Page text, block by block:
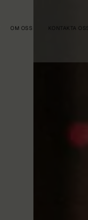
OM OSS KONTAKTA